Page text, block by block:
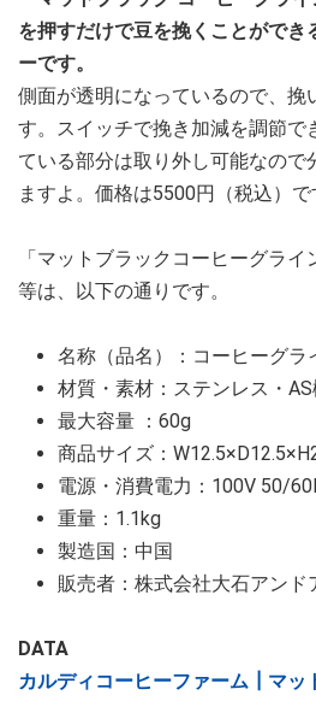
を押すだけで豆を挽くことができ
ーです。
側面が透明になっているので、挽
す。スイッチで挽き加減を調節で
ている部分は取り外し可能なので
ますよ。価格は5500円（税込）で
「マットブラックコーヒーグラ
等は、以下の通りです。
名称（品名）：コーヒーグラ
材質・素材：ステンレス・
最大容量 ：60g
商品サイズ：
電源・消費電力：100V 50/
重量：1.1kg
製造国：中国
販売者：株式会社大石アンド
DATA
カルディコーヒーファーム┃マッ